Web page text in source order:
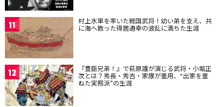
11 村上水軍を率いた戦国武将！幼い弟を支え、共
に海へ散った得居通幸の波乱に満ちた生涯
12 『豊臣兄弟！』で萩原護が演じる武将・小堀正
次とは？秀長・秀吉・家康が重用、“出家を重
ねた実務派”の生涯